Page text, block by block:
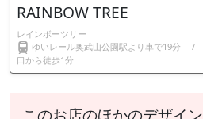
RAINBOW TREE
レインボーツリー
ゆいレール奥武山公園駅より車で19分
/
口から徒歩1分
このお店のほかのデザイン